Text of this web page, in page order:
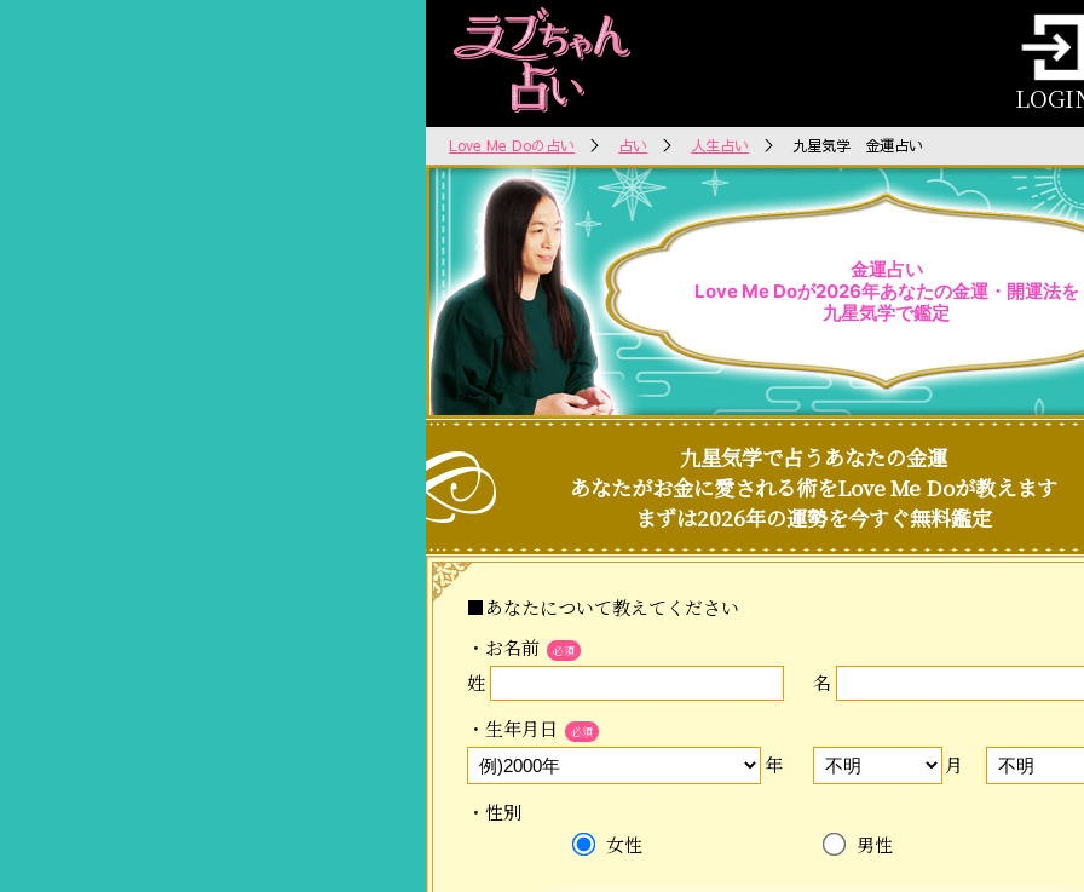
Love Me Doの占い ＞ 占い ＞ 人生占い ＞ 九星気学 金運占い
金運占い
Love Me Doが2026年あなたの金運・開運法を
九星気学で鑑定
九星気学で占うあなたの金運
あなたがお金に愛される術をLove Me Doが教えます
まずは2026年の運勢を今すぐ無料鑑定
■あなたについて教えてください
・お名前
必須
姓
名
・生年月日
必須
年
月
・性別
女性
男性